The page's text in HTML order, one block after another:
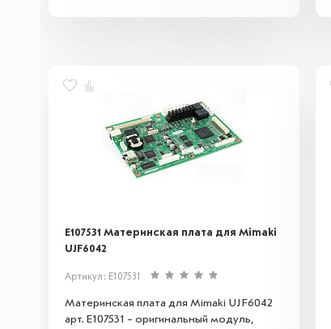
E107531 Материнская плата для Mimaki
UJF6042
Артикул: E107531
Материнская плата для Mimaki UJF6042
арт. E107531 – оригинальный модуль,